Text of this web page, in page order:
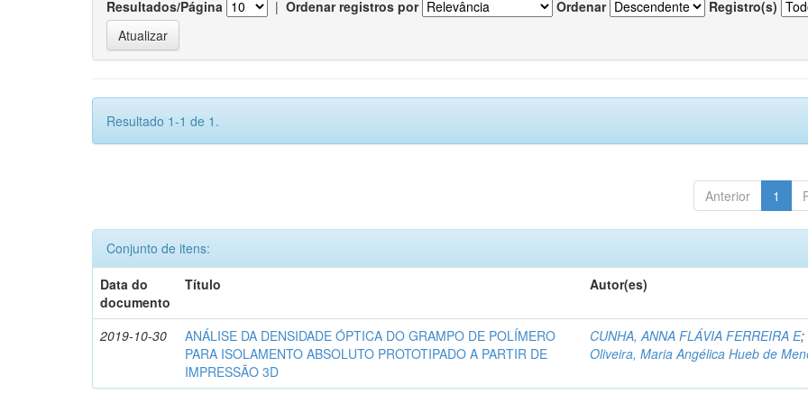
Resultados/Página | Ordenar registros por Ordenar Registro(s)
Resultado 1-1 de 1.
Anterior 1
Conjunto de itens:
Data do
documento
Título Autor(es)
2019-10-30
ANÁLISE DA DENSIDADE ÓPTICA DO GRAMPO DE POLÍMERO
PARA ISOLAMENTO ABSOLUTO PROTOTIPADO A PARTIR DE
IMPRESSÃO 3D
CUNHA, ANNA FLÁVIA FERREIRA E;
Oliveira, Maria Angélica Hueb de